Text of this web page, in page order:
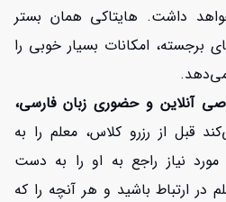
داشت. هایتاکی همان بستر
برجسته‌، امکانات بسیار خوبی را
می‌دهد.
آنلاین و حضوری زبان فارسی،
قبل از رزرو کلاس، معلم را به
نیاز راجع به او را به دست
در ارتباط باشید و هر آنچه را که